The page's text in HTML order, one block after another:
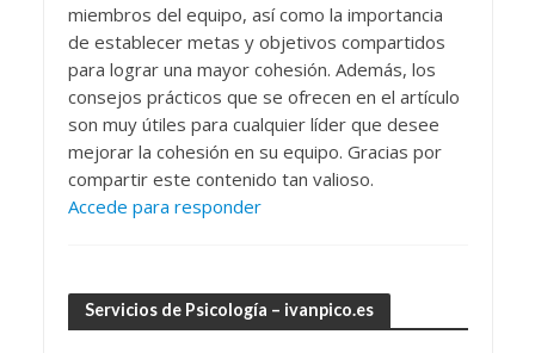
miembros del equipo, así como la importancia
de establecer metas y objetivos compartidos
para lograr una mayor cohesión. Además, los
consejos prácticos que se ofrecen en el artículo
son muy útiles para cualquier líder que desee
mejorar la cohesión en su equipo. Gracias por
compartir este contenido tan valioso.
Accede para responder
Servicios de Psicología – ivanpico.es